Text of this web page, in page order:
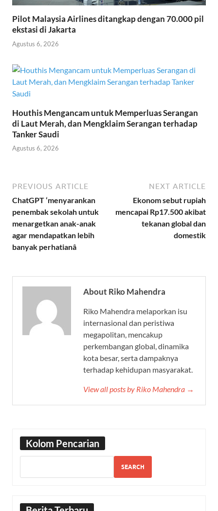
Pilot Malaysia Airlines ditangkap dengan 70.000 pil
ekstasi di Jakarta
Agustus 6, 2026
Houthis Mengancam untuk Memperluas Serangan
di Laut Merah, dan Mengklaim Serangan terhadap
Tanker Saudi
Agustus 6, 2026
PREVIOUS ARTICLE
ChatGPT ‘menyarankan
penembak sekolah untuk
menargetkan anak-anak
agar mendapatkan lebih
banyak perhatianâ
NEXT ARTICLE
Ekonom sebut rupiah
mencapai Rp17.500 akibat
tekanan global dan
domestik
About Riko Mahendra
Riko Mahendra melaporkan isu
internasional dan peristiwa
megapolitan, mencakup
perkembangan global, dinamika
kota besar, serta dampaknya
terhadap kehidupan masyarakat.
View all posts by Riko Mahendra →
Kolom Pencarian
SEARCH